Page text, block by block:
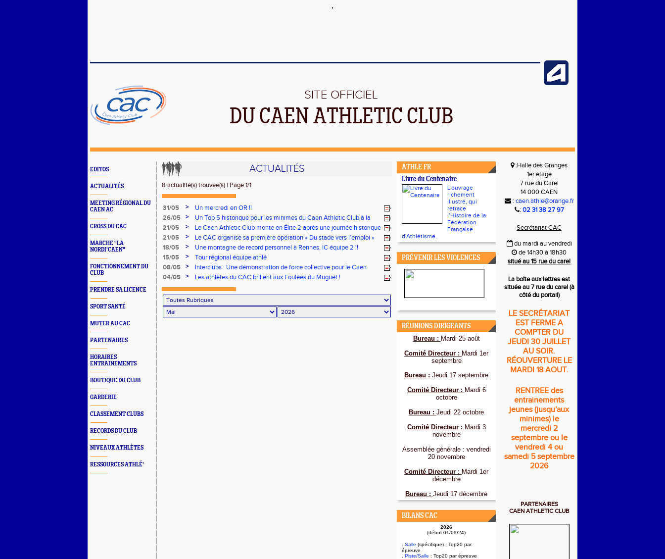
SITE OFFICIEL
DU CAEN ATHLETIC CLUB
EDITOS
ACTUALITÉS
MEETING RÉGIONAL DU
CAEN AC
CROSS DU CAC
MARCHE "LA
NORDI'CAEN"
FONCTIONNEMENT DU
CLUB
PRENDRE SA LICENCE
SPORT SANTÉ
MUTER AU CAC
PARTENAIRES
HORAIRES
ENTRAINEMENTS
BOUTIQUE DU CLUB
GARDERIE
CLASSEMENT CLUBS
RECORDS DU CLUB
NIVEAUX ATHLÈTES
RESSOURCES ATHLÉ'
ACTUALITÉS
8 actualité(s) trouvée(s) | Page 1/1
31/05 >
Un mercredi en OR !!
26/05
>
Un Top 5 historique pour les minimes du Caen Athletic Club à la
Finale Nationale Equip’Athlé !
21/05 >
Le Caen Athletic Club monte en Élite 2 après une journée historique
à domicile !
21/05 >
Le CAC organise sa première opération « Du stade vers l’emploi »
18/05
>
Une montagne de record personnel à Rennes, IC équipe 2 !!
15/05
>
Tour régional équipe athlé
08/05
>
Interclubs : Une démonstration de force collective pour le Caen
Athletic Club
04/05 > Les athlètes du CAC brillent aux Foulées du Muguet !
ATHLE.FR
Livre du Centenaire
L'ouvrage
richement
illustré, qui
retrace
l’Histoire de la
Fédération
Française
d'Athlétisme.
PRÉVENIR LES VIOLENCES
RÉUNIONS DIRIGEANTS
Bureau : Mardi 25 août
Comité Directeur : Mardi 1er
septembre
Bureau : Jeudi 17 septembre
Comité Directeur : Mardi 6
octobre
Bureau : Jeudi 22 octobre
Comité Directeur : Mardi 3
novembre
Assemblée générale : vendredi
20 novembre
Comité Directeur : Mardi 1er
décembre
Bureau : Jeudi 17 décembre
BILANS CAC
2026
(début 01/09/24)
. Salle (spécifique) : Top20 par
épreuve
Piste/Salle : Top20 par épreuve
:Halle des Granges
1er étage
7 rue du Carel
14 000 CAEN
: caen.athle@orange.fr
: 02 31 38 27 97
Secrétariat CAC
du mardi au vendredi
de 14h30 à 18h30
situé au 15 rue du carel
La boîte aux lettres est
située au 7 rue du carel (à
côté du portail)
LE SECRÉTARIAT
EST FERME A
COMPTER DU
JEUDI 30 JUILLET
AU SOIR.
RÉOUVERTURE LE
MARDI 18 AOUT.
RENTREE des
entrainements
jeunes (jusqu'aux
minimes) le
mercredi 2
septembre ou le
vendredi 4 ou
samedi 5 septembre
2026
PARTENAIRES
CAEN ATHLETIC CLUB